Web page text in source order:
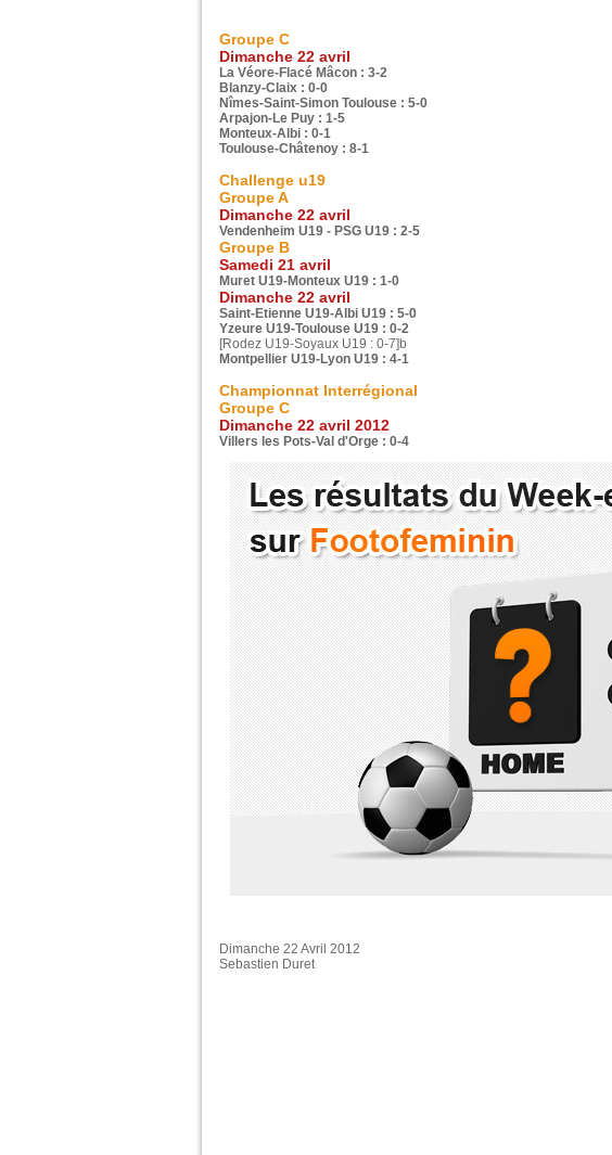
Groupe C
Dimanche 22 avril
La Véore-Flacé Mâcon : 3-2
Blanzy-Claix : 0-0
Nîmes-Saint-Simon Toulouse : 5-0
Arpajon-Le Puy : 1-5
Monteux-Albi : 0-1
Toulouse-Châtenoy : 8-1
Challenge u19
Groupe A
Dimanche 22 avril
Vendenheim U19 - PSG U19 : 2-5
Groupe B
Samedi 21 avril
Muret U19-Monteux U19 : 1-0
Dimanche 22 avril
Saint-Etienne U19-Albi U19 : 5-0
Yzeure U19-Toulouse U19 : 0-2
[Rodez U19-Soyaux U19 : 0-7]b
Montpellier U19-Lyon U19 : 4-1
Championnat Interrégional
Groupe C
Dimanche 22 avril 2012
Villers les Pots-Val d'Orge : 0-4
Dimanche 22 Avril 2012
Sebastien Duret